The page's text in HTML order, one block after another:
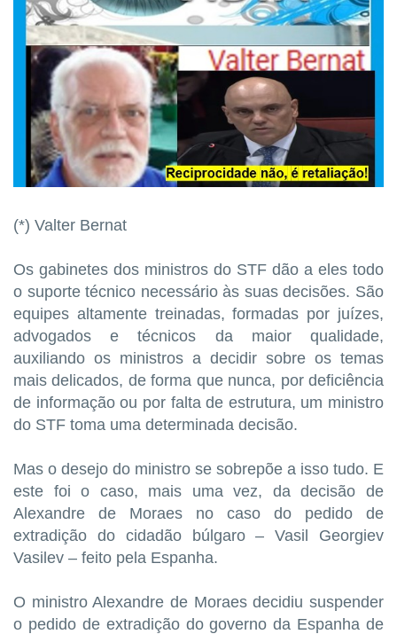
(*) Valter Bernat
Os gabinetes dos ministros do STF dão a eles todo
o suporte técnico necessário às suas decisões. São
equipes altamente treinadas, formadas por juízes,
advogados e técnicos da maior qualidade,
auxiliando os ministros a decidir sobre os temas
mais delicados, de forma que nunca, por deficiência
de informação ou por falta de estrutura, um ministro
do STF toma uma determinada decisão.
Mas o desejo do ministro se sobrepõe a isso tudo. E
este foi o caso, mais uma vez, da decisão de
Alexandre de Moraes no caso do pedido de
extradição do cidadão búlgaro – Vasil Georgiev
Vasilev – feito pela Espanha.
O ministro Alexandre de Moraes decidiu suspender
o pedido de extradição do governo da Espanha de